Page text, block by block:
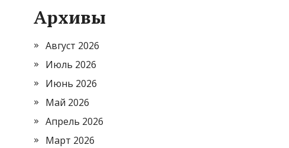
Архивы
Август 2026
Июль 2026
Июнь 2026
Май 2026
Апрель 2026
Март 2026